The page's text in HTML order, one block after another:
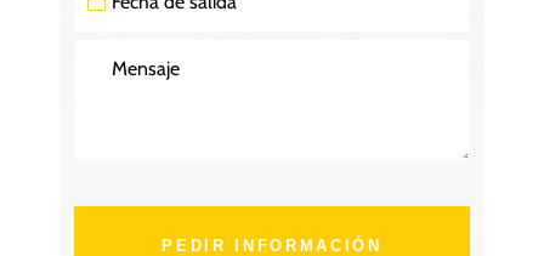
PEDIR INFORMACIÓN